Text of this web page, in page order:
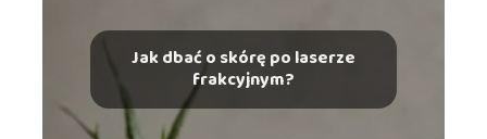
Jak dbać o skórę po laserze
frakcyjnym?